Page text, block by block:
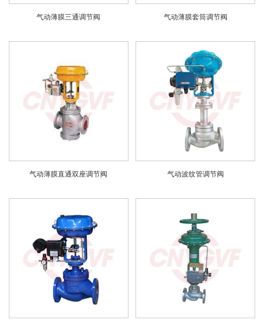
气动薄膜三通调节阀 气动薄膜套筒调节阀
气动薄膜直通双座调节阀 气动波纹管调节阀